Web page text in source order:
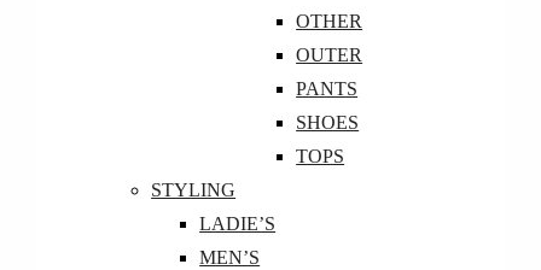
OTHER
OUTER
PANTS
SHOES
TOPS
STYLING
LADIE’S
MEN’S